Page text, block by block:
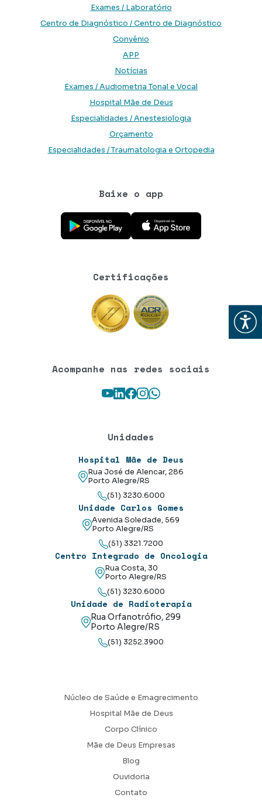
Abrir
Exames / Laboratório
Centro de Diagnóstico / Centro de Diagnóstico
Convênio
APP
Notícias
Exames / Audiometria Tonal e Vocal
Hospital Mãe de Deus
Especialidades / Anestesiologia
Orçamento
Especialidades / Traumatologia e Ortopedia
Baixe o app
Baixe o aplicativo na Google Play Store
Baixe o aplicativo na App Store
Certificações
Acompanhe nas redes sociais
Youtube
LinkedIn
Facebook
Instagram
WhatsApp
Unidades
Hospital Mãe de Deus
Rua José de Alencar, 286
Porto Alegre/RS
(51) 3230.6000
Unidade Carlos Gomes
Avenida Soledade, 569
Porto Alegre/RS
(51) 3321.7200
Centro Integrado de Oncologia
Rua Costa, 30
Porto Alegre/RS
(51) 3230.6000
Unidade de Radioterapia
Rua Orfanotrófio, 299
Porto Alegre/RS
(51) 3252.3900
Núcleo de Saúde e Emagrecimento
Hospital Mãe de Deus
Corpo Clínico
Mãe de Deus Empresas
Blog
Ouvidoria
Contato